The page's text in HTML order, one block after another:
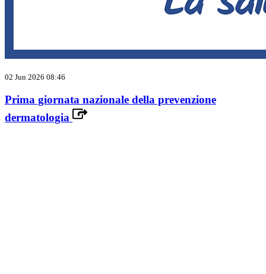
02 Jun 2026 08:46
Prima giornata nazionale della prevenzione
dermatologia